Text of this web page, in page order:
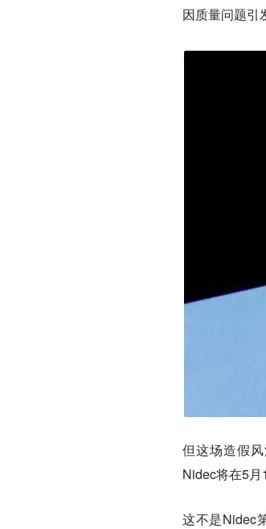
因质量问题引
但这场造假
Nidec将在5月
这不是Nidec